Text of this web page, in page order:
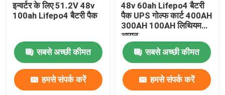
इन्वर्टर के लिए 51.2V 48v
100ah Lifepo4 बैटरी पैक
सबसे अच्छी कीमत
हमसे संपर्क करें
48v 60ah Lifepo4 बैटरी
पैक UPS गोल्फ कार्ट 400AH
300AH 100AH ​​लिथियम
आयन
सबसे अच्छी कीमत
हमसे संपर्क करें